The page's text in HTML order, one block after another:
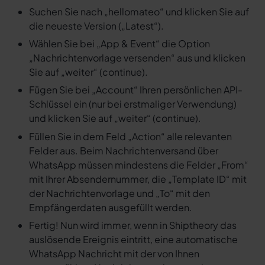
Suchen Sie nach „hellomateo“ und klicken Sie auf
die neueste Version („Latest“).
Wählen Sie bei „App & Event“ die Option
„Nachrichtenvorlage versenden“ aus und klicken
Sie auf „weiter“ (continue).
Fügen Sie bei „Account“ Ihren persönlichen API-
Schlüssel ein (nur bei erstmaliger Verwendung)
und klicken Sie auf „weiter“ (continue).
Füllen Sie in dem Feld „Action“ alle relevanten
Felder aus. Beim Nachrichtenversand über
WhatsApp müssen mindestens die Felder „From“
mit Ihrer Absendernummer, die „Template ID“ mit
der Nachrichtenvorlage und „To“ mit den
Empfängerdaten ausgefüllt werden.
Fertig! Nun wird immer, wenn in Shiptheory das
auslösende Ereignis eintritt, eine automatische
WhatsApp Nachricht mit der von Ihnen